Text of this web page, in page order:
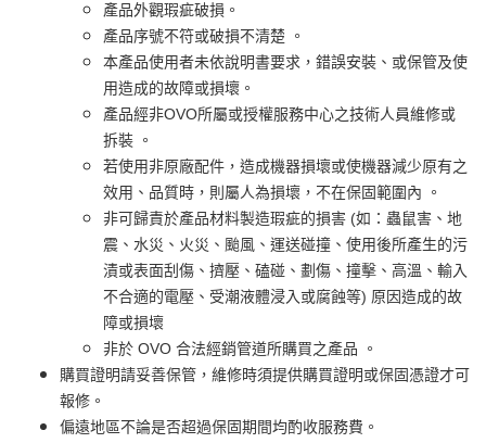
產品外觀瑕疵破損。
產品序號不符或破損不清楚 。
本產品使用者未依說明書要求，錯誤安裝、或保管及使
用造成的故障或損壞。
產品經非OVO所屬或授權服務中心之技術人員維修或
拆裝 。
若使用非原廠配件，造成機器損壞或使機器減少原有之
效用、品質時，則屬人為損壞，不在保固範圍內 。
非可歸責於產品材料製造瑕疵的損害 (如：蟲鼠害、地
震、水災、火災、颱風、運送碰撞、使用後所產生的污
漬或表面刮傷、擠壓、磕碰、劃傷、撞擊、高溫、輸入
不合適的電壓、受潮液體浸入或腐蝕等) 原因造成的故
障或損壞
非於 OVO 合法經銷管道所購買之產品 。
購買證明請妥善保管，維修時須提供購買證明或保固憑證才可
報修。
偏遠地區不論是否超過保固期間均酌收服務費。